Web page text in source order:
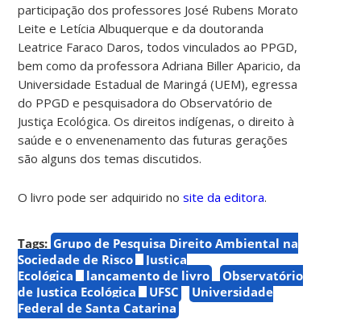
participação dos professores José Rubens Morato
Leite e Letícia Albuquerque e da doutoranda
Leatrice Faraco Daros, todos vinculados ao PPGD,
bem como da professora Adriana Biller Aparicio, da
Universidade Estadual de Maringá (UEM), egressa
do PPGD e pesquisadora do Observatório de
Justiça Ecológica. Os direitos indígenas, o direito à
saúde e o envenenamento das futuras gerações
são alguns dos temas discutidos.
O livro pode ser adquirido nosite da editora.
Tags: Grupo de Pesquisa Direito Ambiental na
Sociedade de Risco
Justiça
Ecológica
lançamento de livro
Observatório
de Justiça Ecológica
UFSC
Universidade
Federal de Santa Catarina